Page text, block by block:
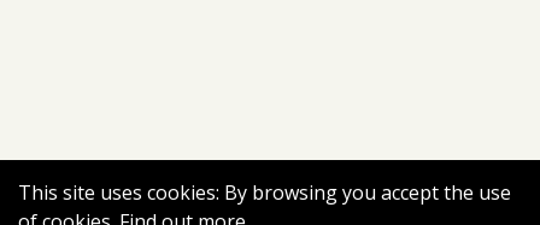
This site uses cookies: By browsing you accept the use